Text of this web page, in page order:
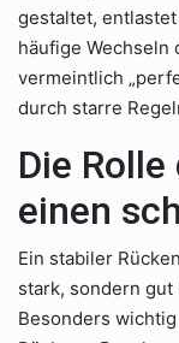
gestaltet,
häufige
vermeintlich
durch starre
Die
einen
Ein stabiler
stark, sondern
Besonders